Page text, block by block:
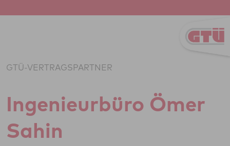
GTÜ-VERTRAGSPARTNER
Inge­ni­eu­r­büro Ömer
Sahin